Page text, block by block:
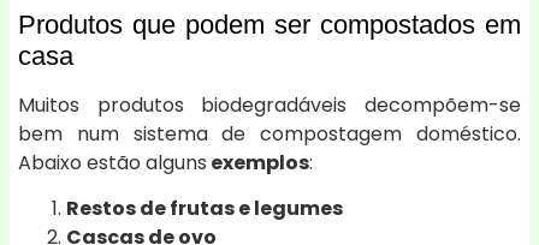
Produtos que podem ser compostados em
casa
Muitos produtos biodegradáveis decompõem-se
bem num sistema de compostagem doméstico.
Abaixo estão alguns exemplos:
Restos de frutas e legumes
Cascas de ovo